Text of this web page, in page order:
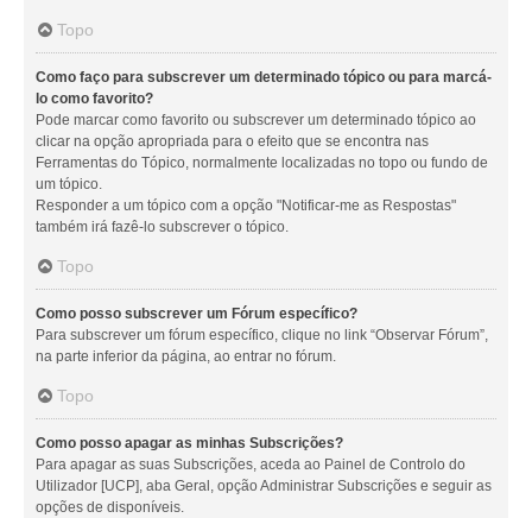
Topo
Como faço para subscrever um determinado tópico ou para marcá-
lo como favorito?
Pode marcar como favorito ou subscrever um determinado tópico ao
clicar na opção apropriada para o efeito que se encontra nas
Ferramentas do Tópico, normalmente localizadas no topo ou fundo de
um tópico.
Responder a um tópico com a opção "Notificar-me as Respostas"
também irá fazê-lo subscrever o tópico.
Topo
Como posso subscrever um Fórum específico?
Para subscrever um fórum específico, clique no link “Observar Fórum”,
na parte inferior da página, ao entrar no fórum.
Topo
Como posso apagar as minhas Subscrições?
Para apagar as suas Subscrições, aceda ao Painel de Controlo do
Utilizador [UCP], aba Geral, opção Administrar Subscrições e seguir as
opções de disponíveis.